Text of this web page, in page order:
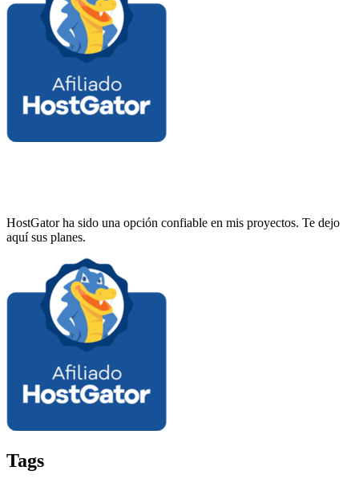
HostGator ha sido una opción confiable en mis proyectos. Te dejo
aquí sus planes.
Tags